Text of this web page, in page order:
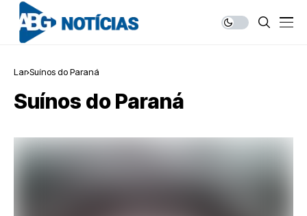
Lar Suínos do Paraná
Suínos do Paraná